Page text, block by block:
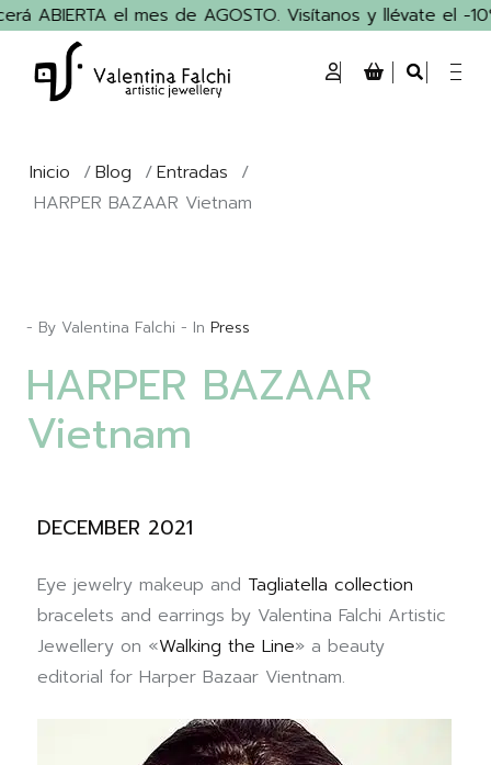
ABIERTA el mes de AGOSTO. Visítanos y llévate el -
Inicio /Blog /Entradas /
HARPER BAZAAR Vietnam
- By Valentina Falchi - In Press
HARPER BAZAAR
Vietnam
DECEMBER 2021
Eye jewelry makeup and Tagliatella collection
bracelets and earrings by Valentina Falchi Artistic
Jewellery on «Walking the Line» a beauty
editorial for Harper Bazaar Vientnam.